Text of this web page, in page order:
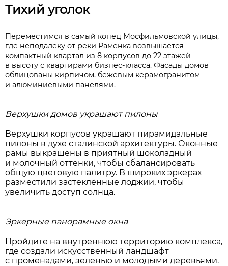
Тихий уголок
Переместимся в самый конец Мосфильмовской улицы,
где неподалёку от реки Раменка возвышается
компактный квартал из 8 корпусов до 22 этажей
в высоту с квартирами бизнес-класса. Фасады домов
облицованы кирпичом, бежевым керамогранитом
и алюминиевыми панелями.
Верхушки домов украшают пилоны
Верхушки корпусов украшают пирамидальные
пилоны в духе сталинской архитектуры. Оконные
рамы выкрашены в приятный шоколадный
и молочный оттенки, чтобы сбалансировать
общую цветовую палитру. В широких эркерах
разместили застеклённые лоджии, чтобы
увеличить доступ солнца.
Эркерные панорамные окна
Пройдите на внутреннюю территорию комплекса,
где создали искусственный ландшафт
с променадами, зеленью и молодыми деревьями.